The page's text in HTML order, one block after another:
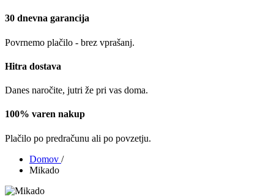
30 dnevna garancija
Povrnemo plačilo - brez vprašanj.
Hitra dostava
Danes naročite, jutri že pri vas doma.
100% varen nakup
Plačilo po predračunu ali po povzetju.
Domov /
Mikado